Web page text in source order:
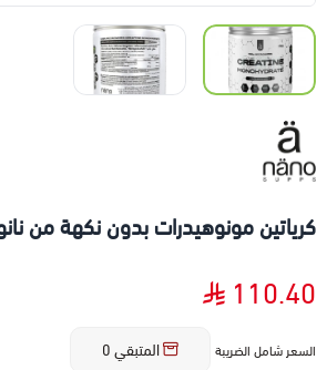
كرياتين مونوهيدرات بدون نكهة من نانو
110.40
السعر شامل الضريبة المتبقي0